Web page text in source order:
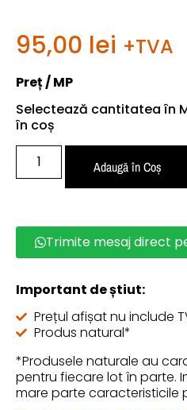
95,00 lei +TVA
Preț / MP
Selectează cantitatea în
în coș
Adaugă în Coș
Trimite mesaj direct
Important de știut:
Prețul afișat nu include
Produs natural*
*Produsele naturale au
pentru fiecare lot în parte.
mare parte caracteristicile